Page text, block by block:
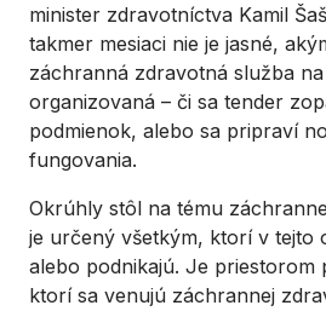
minister zdravotníctva Kamil
takmer mesiaci nie je jasné,
záchranná zdravotná služba
organizovaná – či sa tender
podmienok, alebo sa pripraví
fungovania.
Okrúhly stôl na tému
je určený všetkým, ktorí v tejto
alebo podnikajú. Je priestorom
ktorí sa venujú záchrannej